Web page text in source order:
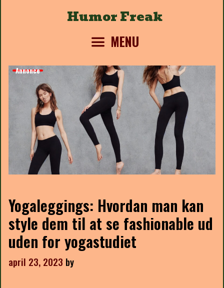
Humor Freak
MENU
Annonce
Yogaleggings: Hvordan man kan
style dem til at se fashionable ud
uden for yogastudiet
april 23, 2023 by